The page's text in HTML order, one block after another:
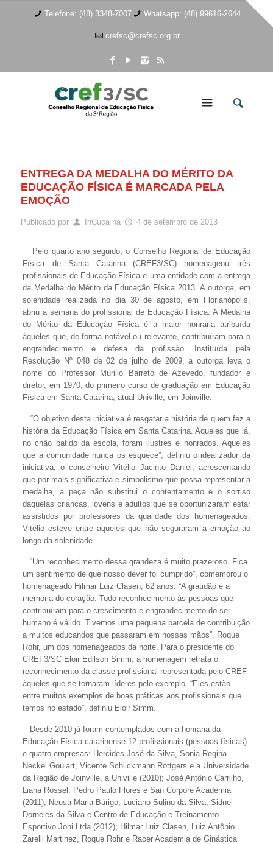
Telefone: (48) 3348-7007 Whatsapp: (48) 99616-2644
crefsc@crefsc.org.br
ENTREGA DA MEDALHA DO MÉRITO DA
EDUCAÇÃO FÍSICA É MARCADA PELA
EMOÇÃO
Publicado por InCuca na 4 de setembro de 2013
Pelo quarto ano seguido, o Conselho Regional de Educação
Física de Santa Catarina (CREF3/SC) homenageou três
profissionais de Educação Física e uma entidade com a entrega
da Medalha do Mérito da Educação Física 2013. A outorga, em
solenidade realizada no dia 30 de agosto, em Florianópolis,
abriu a semana do profissional de Educação Física. A Medalha
do Mérito da Educação Física é a maior honraria atribuída
àqueles que, de forma notável ou relevante, contribuíram para o
engrandecimento e defesa da profissão. Instituída pela
Resolução Nº 048 de 02 de julho de 2009, a outorga leva o
nome do Professor Murillo Barreto de Azevedo, fundador e
diretor, em 1970, do primeiro curso de graduação em Educação
Física em Santa Catarina, atual Univille, em Joinville.
“O objetivo desta iniciativa é resgatar a história de quem fez a
história da Educação Física em Santa Catarina. Aqueles que lá,
no chão batido da escola, foram ilustres e honrados. Aqueles
que a comunidade nunca os esquece”, definiu o idealizador da
iniciativa, o conselheiro Vitélio Jacinto Daniel, acrescentando
que por mais significativa e simbolismo que possa representar a
medalha, a peça não substitui o contentamento e o sorriso
daquelas crianças, jovens e adultos que se oportunizaram estar
assistidos por professores da qualidade dos homenageados.
Vitélio esteve entre aqueles que não seguraram a emoção ao
longo da solenidade.
“Um reconhecimento dessa grandeza é muito prazeroso. Fica
um sentimento de que nosso dever foi cumprido”, comemorou o
homenageado Hilmar Luiz Clasen, 62 anos. “A gratidão é a
memória do coração. Todo reconhecimento às pessoas que
contribuíram para o crescimento e engrandecimento do ser
humano é válido. Tivemos uma pequena parcela de contribuição
a muitos educandos que passaram em nossas mãos”, Roque
Rohr, um dos homenageados da noite. Para o presidente do
CREF3/SC Eloir Edilson Simm, a homenagem retrata o
reconhecimento da classe profissional representada pelo CREF
àqueles que se tornaram líderes pelo exemplo. “Eles estão
entre muitos exemplos de boas práticas aos profissionais que
temos no estado”, definiu Eloir Simm.
Desde 2010 já foram contemplados com a honraria da
Educação Física catarinense 12 profissionais (pessoas físicas)
e quatro empresas: Hercides José da Silva, Sonia Regina
Neckel Goulart, Vicente Schlickmann Rottgers e a Universidade
da Região de Joinville, a Univille (2010); José Antônio Carrilho,
Liana Rossel, Pedro Paulo Flores e San Corpore Academia
(2011); Neusa Maria Búrigo, Luciano Sulino da Silva, Sidnei
Dorneles da Silva e Centro de Educação e Treinamento
Esportivo Joni Ltda (2012); Hilmar Luiz Clasen, Luiz Antônio
Zarelli Martinez, Roque Rohr e Racer Academia de Ginástica